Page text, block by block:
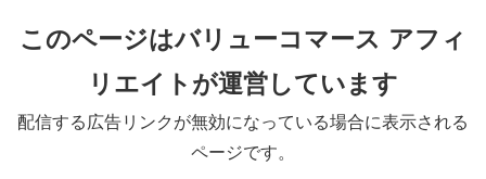
このページはバリューコマース アフィ
リエイトが運営しています
配信する広告リンクが無効になっている場合に表示される
ページです。